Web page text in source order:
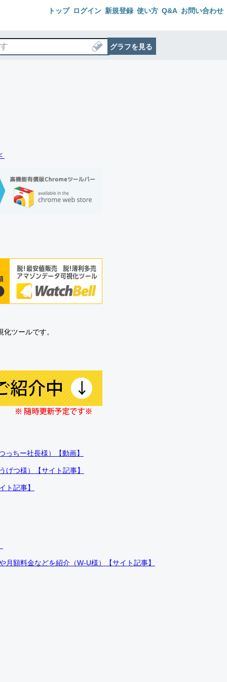
トップ ログイン 新規登録 使い方 Q&A お問い合わせ
グラフを見る
ツールです。
ちー社長様）【動画】
げつ様）【サイト記事】
ト記事】
額料金などを紹介（W-U様）【サイト記事】